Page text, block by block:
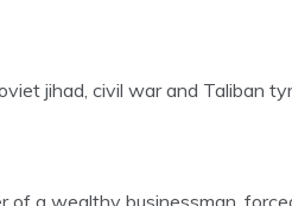
jihad, civil war and Taliban